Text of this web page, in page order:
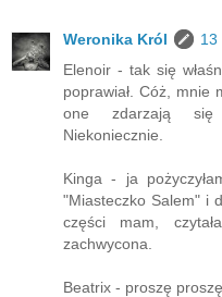
Weronika Król
13
Elenoir - tak się
poprawiał. Cóż, mnie
one zdarzają się
Niekoniecznie.
Kinga - ja
"Miasteczko Salem" i
części mam,
zachwycona.
Beatrix - proszę